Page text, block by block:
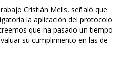
Cristián Melis, señaló que
la aplicación del protocolo
que ha pasado un tiempo
su cumplimiento en las de